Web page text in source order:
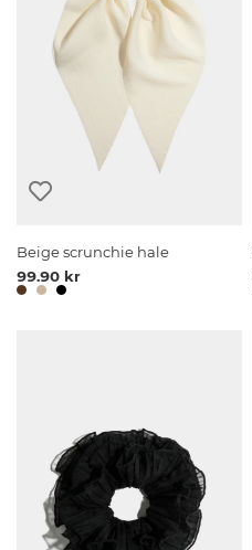
Beige scrunchie hale
99.90 kr